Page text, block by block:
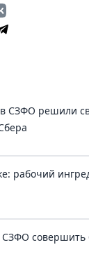
СЗФО решили
рабочий
совершить